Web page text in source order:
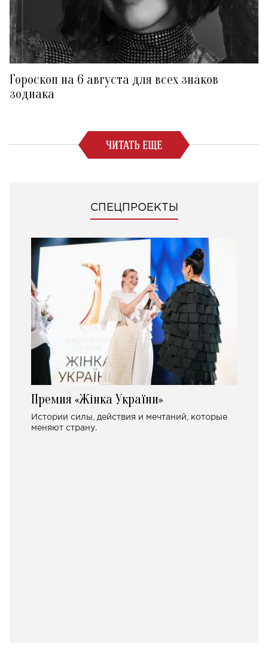
Гороскоп на 6 августа для всех знаков
зодиака
ЧИТАТЬ ЕЩЕ
СПЕЦПРОЕКТЫ
Премия «Жінка України»
Истории силы, действия и мечтаний, которые
меняют страну.